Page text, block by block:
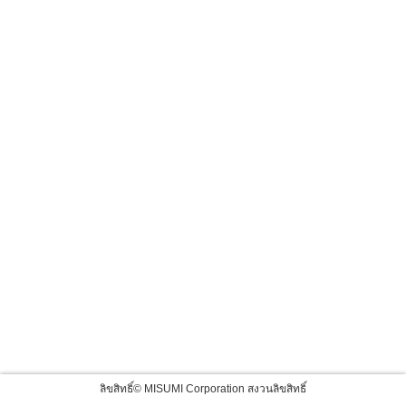
ลิขสิทธิ์© MISUMI Corporation สงวนลิขสิทธิ์